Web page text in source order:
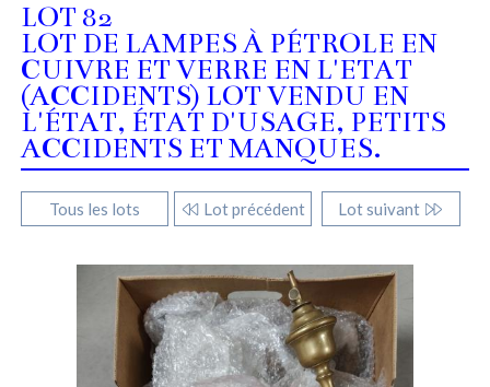
LOT 82
LOT DE LAMPES À PÉTROLE EN
CUIVRE ET VERRE EN L'ETAT
(ACCIDENTS) LOT VENDU EN
L'ÉTAT, ÉTAT D'USAGE, PETITS
ACCIDENTS ET MANQUES.
Tous les lots Lot précédent Lot suivant